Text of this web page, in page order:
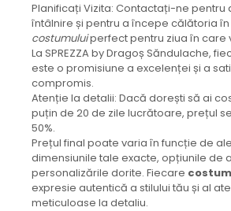
Planificați Vizita: Contactați-ne pentru
întâlnire și pentru a începe călătoria
costumuluiperfect pentru ziua în care
La SPREZZA by Dragoș Săndulache,
este o promisiune a excelenței și a
compromis.
Atenție la detalii: Dacă dorești să ai
puțin de 20 de zile lucrătoare, prețul
50%.
Prețul final poate varia în funcție de
dimensiunile tale exacte, opțiunile de
personalizările dorite. Fiecare
expresie autentică a stilului tău și al
meticuloase la detaliu.